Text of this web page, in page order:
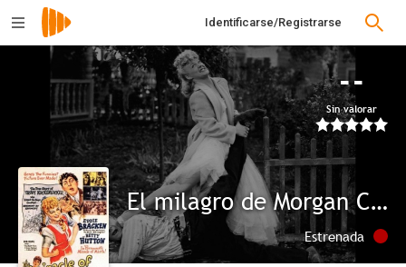
Identificarse/Registrarse
--
Sin valorar
El milagro de Morgan Creek
Estrenada